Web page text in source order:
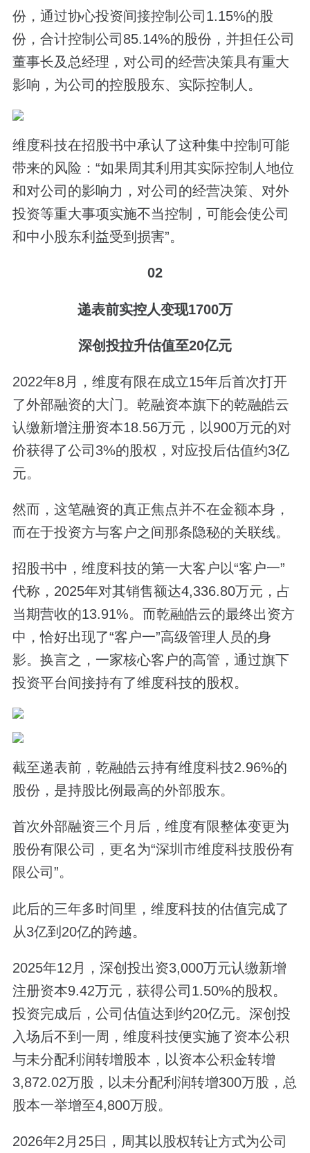
份，通过协心投资间接控制公司1.15%的股
份，合计控制公司85.14%的股份，并担任公司
董事长及总经理，对公司的经营决策具有重大
影响，为公司的控股股东、实际控制人。
维度科技在招股书中承认了这种集中控制可能
带来的风险：“如果周其利用其实际控制人地位
和对公司的影响力，对公司的经营决策、对外
投资等重大事项实施不当控制，可能会使公司
和中小股东利益受到损害”。
02
递表前实控人变现1700万
深创投拉升估值至20亿元
2022年8月，维度有限在成立15年后首次打开
了外部融资的大门。乾融资本旗下的乾融皓云
认缴新增注册资本18.56万元，以900万元的对
价获得了公司3%的股权，对应投后估值约3亿
元。
然而，这笔融资的真正焦点并不在金额本身，
而在于投资方与客户之间那条隐秘的关联线。
招股书中，维度科技的第一大客户以“客户一”
代称，2025年对其销售额达4,336.80万元，占
当期营收的13.91%。而乾融皓云的最终出资方
中，恰好出现了“客户一”高级管理人员的身
影。换言之，一家核心客户的高管，通过旗下
投资平台间接持有了维度科技的股权。
截至递表前，乾融皓云持有维度科技2.96%的
股份，是持股比例最高的外部股东。
首次外部融资三个月后，维度有限整体变更为
股份有限公司，更名为“深圳市维度科技股份有
限公司”。
此后的三年多时间里，维度科技的估值完成了
从3亿到20亿的跨越。
2025年12月，深创投出资3,000万元认缴新增
注册资本9.42万元，获得公司1.50%的股权。
投资完成后，公司估值达到约20亿元。深创投
入场后不到一周，维度科技便实施了资本公积
与未分配利润转增股本，以资本公积金转增
3,872.02万股，以未分配利润转增300万股，总
股本一举增至4,800万股。
2026年2月25日，周其以股权转让方式为公司